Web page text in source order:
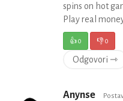
spins on hot
Play real
👍0 👎0
Odgovori ⇾
Anynse